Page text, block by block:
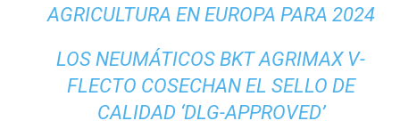
AGRICULTURA EN EUROPA PARA 2024
LOS NEUMÁTICOS BKT AGRIMAX V-
FLECTO COSECHAN EL SELLO DE
CALIDAD ‘DLG-APPROVED’